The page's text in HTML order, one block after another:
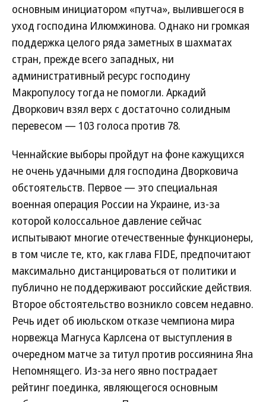
основным инициатором «путча», вылившегося в
уход господина Илюмжинова. Однако ни громкая
поддержка целого ряда заметных в шахматах
стран, прежде всего западных, ни
административный ресурс господину
Макропулосу тогда не помогли. Аркадий
Дворкович взял верх с достаточно солидным
перевесом — 103 голоса против 78.
Ченнайские выборы пройдут на фоне кажущихся
не очень удачными для господина Дворковича
обстоятельств. Первое — это специальная
военная операция России на Украине, из-за
которой колоссальное давление сейчас
испытывают многие отечественные функционеры,
в том числе те, кто, как глава FIDE, предпочитают
максимально дистанцироваться от политики и
публично не поддерживают российские действия.
Второе обстоятельство возникло совсем недавно.
Речь идет об июльском отказе чемпиона мира
норвежца Магнуса Карлсена от выступления в
очередном матче за титул против россиянина Яна
Непомнящего. Из-за него явно пострадает
рейтинг поединка, являющегося основным